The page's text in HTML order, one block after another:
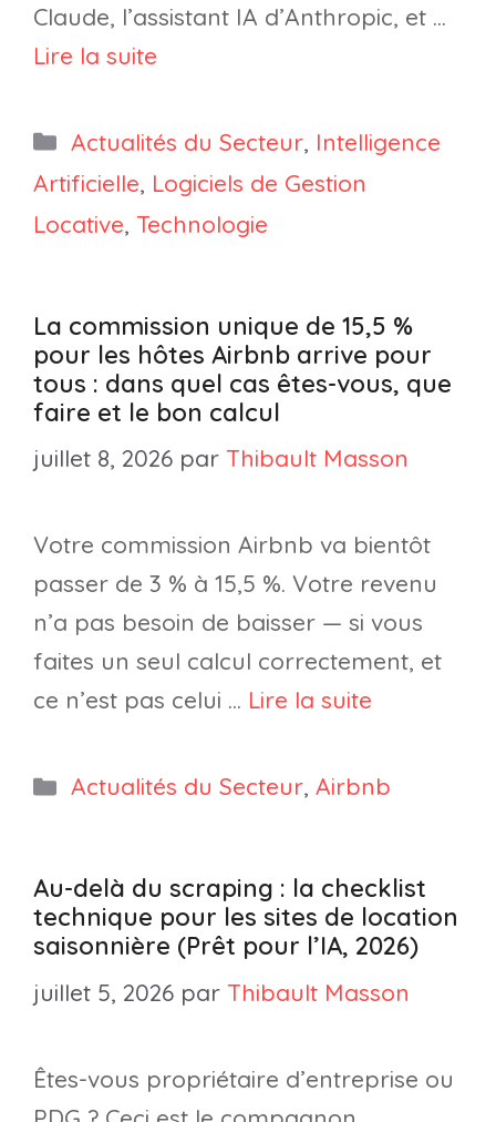
Claude, l’assistant IA d’Anthropic, et …
Lire la suite
Catégories
Actualités du Secteur, Intelligence
Artificielle, Logiciels de Gestion
Locative, Technologie
La commission unique de 15,5 %
pour les hôtes Airbnb arrive pour
tous : dans quel cas êtes-vous, que
faire et le bon calcul
juillet 8, 2026 par Thibault Masson
Votre commission Airbnb va bientôt
passer de 3 % à 15,5 %. Votre revenu
n’a pas besoin de baisser — si vous
faites un seul calcul correctement, et
ce n’est pas celui … Lire la suite
Catégories
Actualités du Secteur, Airbnb
Au-delà du scraping : la checklist
technique pour les sites de location
saisonnière (Prêt pour l’IA, 2026)
juillet 5, 2026 par Thibault Masson
Êtes-vous propriétaire d’entreprise ou